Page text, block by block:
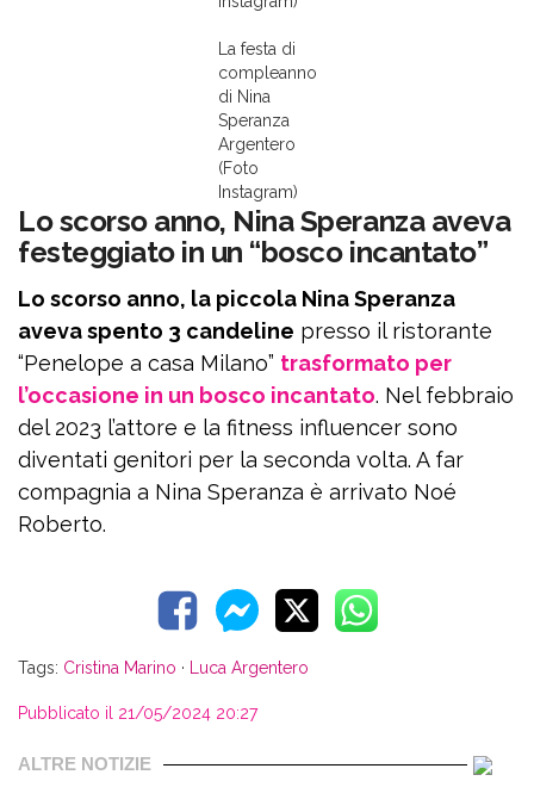
La festa di
compleanno
di Nina
Speranza
Argentero
(Foto
Instagram)
Lo scorso anno, Nina Speranza aveva
festeggiato in un “bosco incantato”
Lo scorso anno, la piccola Nina Speranza
aveva spento 3 candeline presso il ristorante
“Penelope a casa Milano” trasformato per
l’occasione in un bosco incantato. Nel febbraio
del 2023 l’attore e la fitness influencer sono
diventati genitori per la seconda volta. A far
compagnia a Nina Speranza è arrivato Noé
Roberto.
Tags: Cristina Marino · Luca Argentero
Pubblicato il 21/05/2024 20:27
ALTRE NOTIZIE